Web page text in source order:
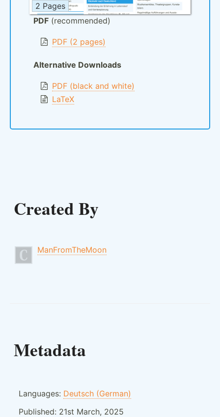
2 Pages
PDF (recommended)
PDF (2 pages)
Alternative Downloads
PDF (black and white)
LaTeX
Created By
ManFromTheMoon
Metadata
Languages: Deutsch (German)
Published: 21st March, 2025